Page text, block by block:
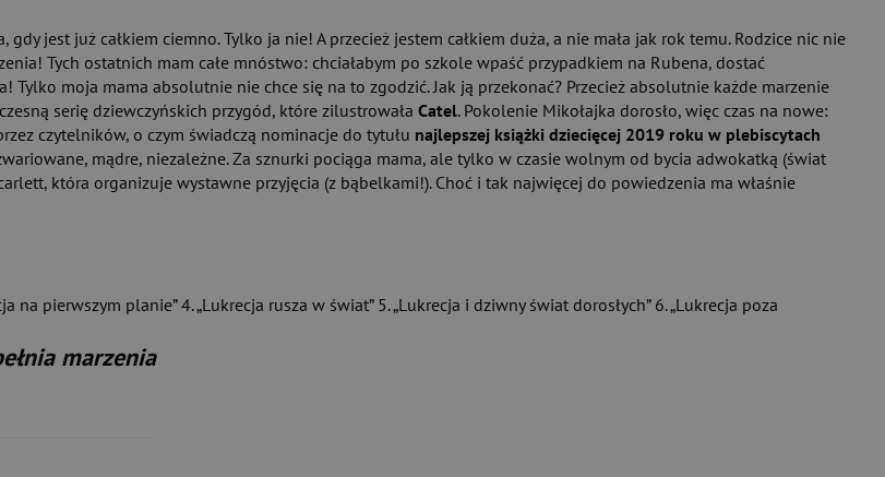
jest już całkiem ciemno. Tylko ja nie! A przecież jestem całkiem duża, a nie mała jak rok temu. Rodzice nic nie
Tych ostatnich mam całe mnóstwo: chciałabym po szkole wpaść przypadkiem na Rubena, dostać
moja mama absolutnie nie chce się na to zgodzić. Jak ją przekonać? Przecież absolutnie każde marzenie
serię dziewczyńskich przygód, które zilustrowała Catel. Pokolenie Mikołajka dorosło, więc czas na nowe:
czytelników, o czym świadczą nominacje do tytułu najlepszej książki dziecięcej 2019 roku w plebiscytach
mądre, niezależne. Za sznurki pociąga mama, ale tylko w czasie wolnym od bycia adwokatką (świat
która organizuje wystawne przyjęcia (z bąbelkami!). Choć i tak najwięcej do powiedzenia ma właśnie
na pierwszym planie” 4. „Lukrecja rusza w świat” 5. „Lukrecja i dziwny świat dorosłych” 6. „Lukrecja poza
marzenia